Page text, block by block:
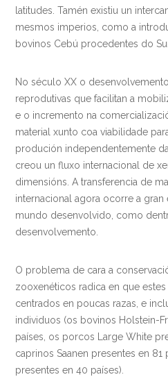
latitudes. Tamén existiu un
mesmos imperios, como a
bovinos Cebú procedentes do
No século XX o
reprodutivas que facilitan a
e o incremento na
material xunto coa viabilidade
produción independentemente
creou un fluxo internacional de
dimensións. A transferencia de
internacional agora ocorre a
mundo desenvolvido, como
desenvolvemento.
O problema de cara a
zooxenéticos radica en que
centrados en poucas razas, e
individuos (os bovinos Holstein-
países, os porcos Large White
caprinos Saanen presentes en
presentes en 40 países).